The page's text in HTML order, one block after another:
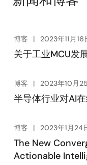
博客 2023年11月16
关于工业MCU发
博客 2023年10月
半导体行业对AI
博客 2023年1月24
The New
Actionable